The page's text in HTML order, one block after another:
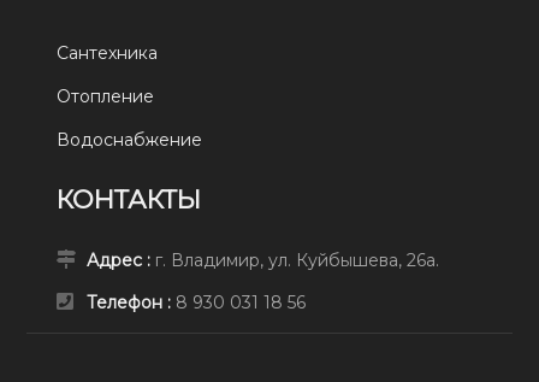
Сантехника
Отопление
Водоснабжение
КОНТАКТЫ
Адрес : г. Владимир, ул. Куйбышева, 26а.
Телефон : 8 930 031 18 56